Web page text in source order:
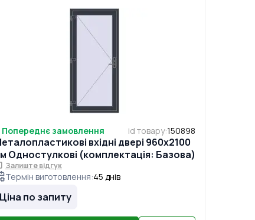
Попереднє замовлення id товару:150898
вхідні двері 960x2100
Одностулкові (комплектація: Базова)
Залиште відгук
Термін виготовлення:45 днів
Ціна по запиту